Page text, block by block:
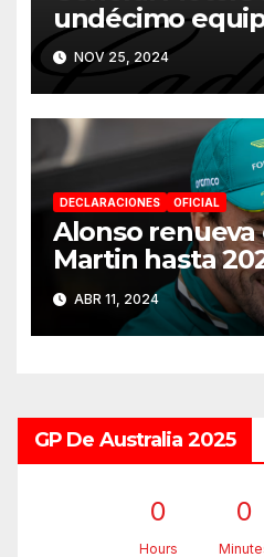
undécimo
partir de 2026
NOV 25, 2024
DECLARACIONES OFICIAL
Alonso renueva
Martin hasta
ABR 11, 2024
GP De Australia 2025
0
Hours
0